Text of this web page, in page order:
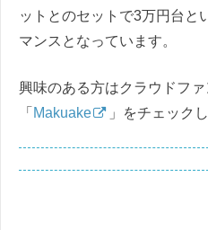
ットとのセットで3万円台と
マンスとなっています。
興味のある方はクラウドフ
「 Makuake 」をチェック